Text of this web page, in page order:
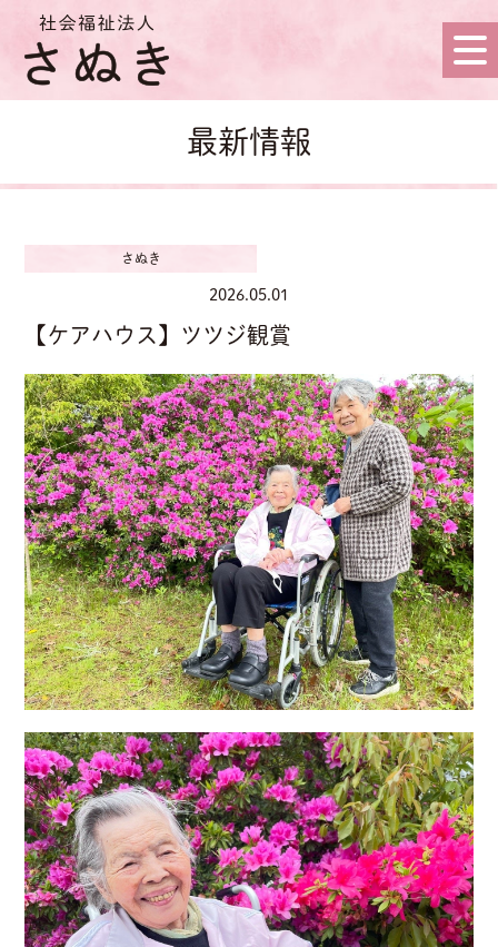
最新情報
さぬき
2026.05.01
【ケアハウス】ツツジ観賞